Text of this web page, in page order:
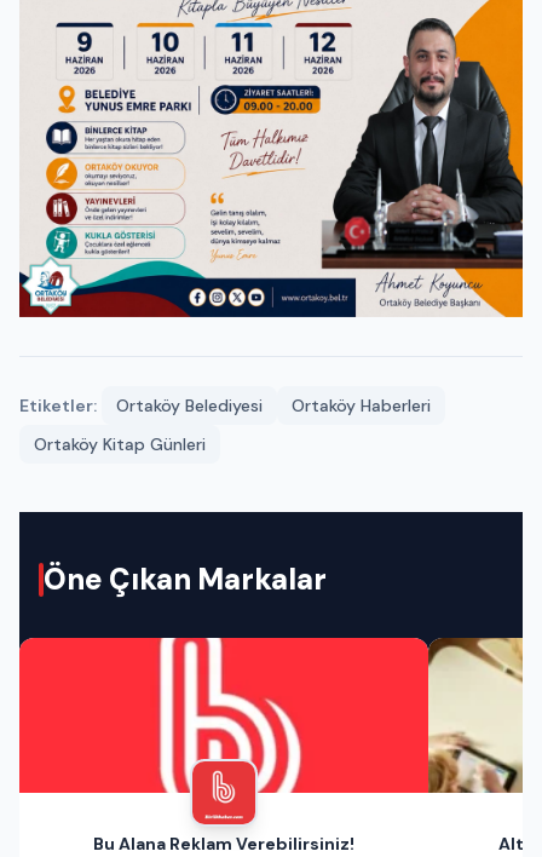
Etiketler: Ortaköy Belediyesi
Ortaköy Haberleri
Ortaköy Kitap Günleri
Öne Çıkan Markalar
Bu Alana Reklam Verebilirsiniz!